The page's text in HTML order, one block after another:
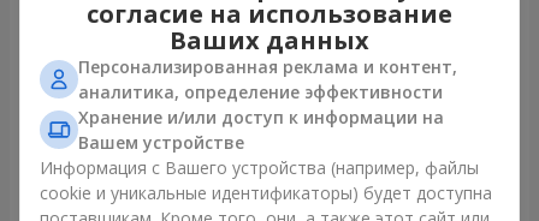
Букет "Крещатик"
3 856 грн
Букет "Мы и лето"
1 554 грн
согласие на использование
Ваших данных
Персонализированная реклама и контент,
аналитика, определение эффективности
Хранение и/или доступ к информации на
Вашем устройстве
Информация с Вашего устройства (например, файлы
cookie и уникальные идентификаторы) будет доступна